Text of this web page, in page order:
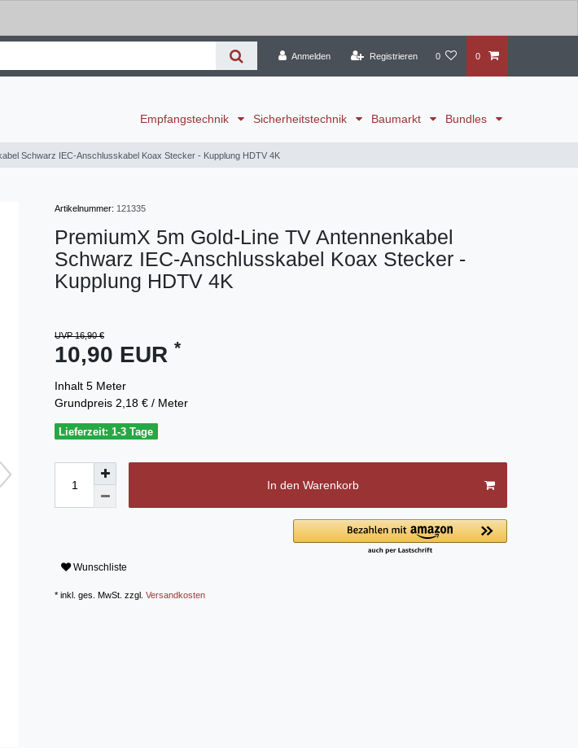
Anmelden Registrieren 0 0
Empfangstechnik Sicherheitstechnik Baumarkt Bundles
Schwarz IEC-Anschlusskabel Koax Stecker - Kupplung HDTV 4K
Artikelnummer: 121335
PremiumX 5m Gold-Line TV Antennenkabel
Schwarz IEC-Anschlusskabel Koax Stecker -
Kupplung HDTV 4K
UVP 16,90 €
10,90 EUR *
Inhalt 5 Meter
Grundpreis 2,18 € / Meter
Lieferzeit: 1-3 Tage
In den Warenkorb
Wunschliste
* inkl. ges. MwSt. zzgl. Versandkosten